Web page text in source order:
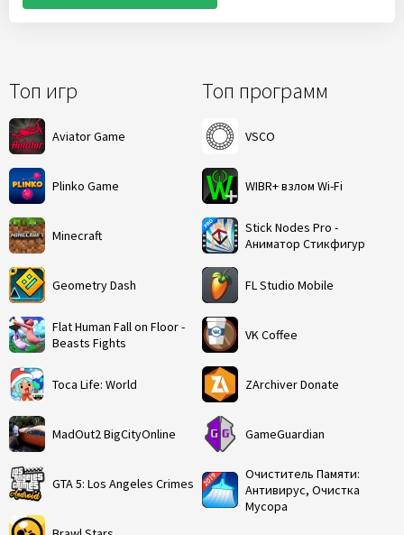
Топ игр
Aviator Game
Plinko Game
Minecraft
Geometry Dash
Flat Human Fall on Floor -
Beasts Fights
Toca Life: World
MadOut2 BigCityOnline
GTA 5: Los Angeles Crimes
Топ программ
VSCO
WIBR+ взлом Wi-Fi
Stick Nodes Pro -
Аниматор Стикфигур
FL Studio Mobile
VK Coffee
ZArchiver Donate
GameGuardian
Очиститель Памяти:
Антивирус, Очистка
Мусора